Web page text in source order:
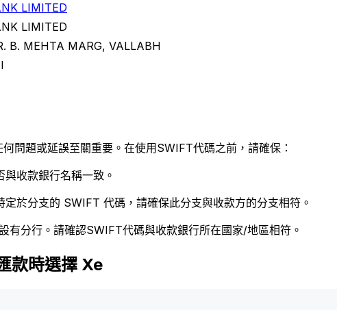
LIMITED
LIMITED
B. MEHTA MARG, VALLABH
問題或延誤至關重要。在使用SWIFT代碼之前，請確保：
收款銀行名稱一致。
定於分支的 SWIFT 代碼，請確保此分支與收款方的分支相符。
有分行。請確認SWIFT代碼與收款銀行所在國家/地區相符。
款時選擇 Xe